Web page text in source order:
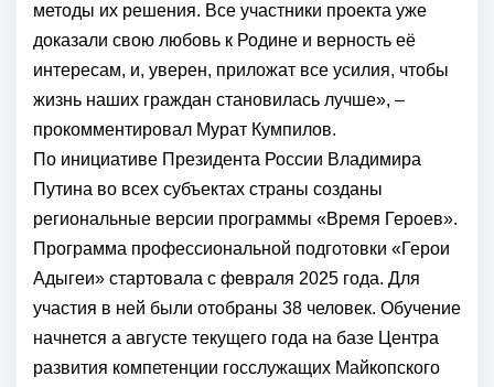
методы их решения. Все участники проекта уже
доказали свою любовь к Родине и верность её
интересам, и, уверен, приложат все усилия, чтобы
жизнь наших граждан становилась лучше», –
прокомментировал Мурат Кумпилов.
По инициативе Президента России Владимира
Путина во всех субъектах страны созданы
региональные версии программы «Время Героев».
Программа профессиональной подготовки «Герои
Адыгеи» стартовала с февраля 2025 года. Для
участия в ней были отобраны 38 человек. Обучение
начнется а августе текущего года на базе Центра
развития компетенции госслужащих Майкопского